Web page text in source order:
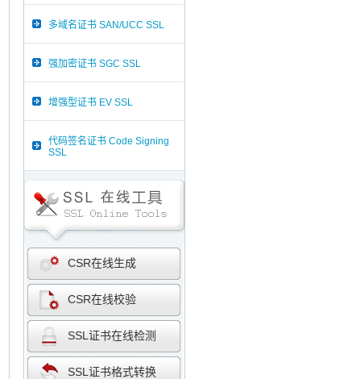
多域名证书 SAN/UCC SSL
强加密证书 SGC SSL
增强型证书 EV SSL
代码签名证书 Code Signing
SSL
CSR在线生成
CSR在线校验
SSL证书在线检测
SSL证书格式转换